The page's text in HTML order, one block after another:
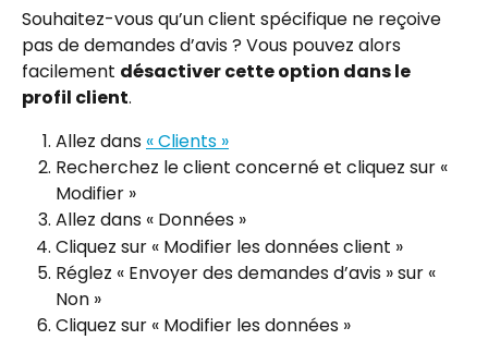
Souhaitez-vous qu’un client spécifique ne reçoive
pas de demandes d’avis ? Vous pouvez alors
facilement désactiver cette option dans le
profil client.
Allez dans « Clients »
Recherchez le client concerné et cliquez sur «
Modifier »
Allez dans « Données »
Cliquez sur « Modifier les données client »
Réglez « Envoyer des demandes d’avis » sur «
Non »
Cliquez sur « Modifier les données »